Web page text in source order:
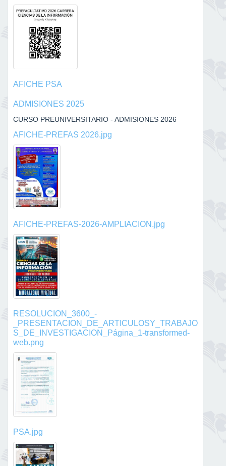
AFICHE PSA
ADMISIONES 2025
CURSO PREUNIVERSITARIO - ADMISIONES 2026
AFICHE-PREFAS 2026.jpg
AFICHE-PREFAS-2026-AMPLIACION.jpg
RESOLUCION_3600_-
_PRESENTACION_DE_ARTICULOSY_TRABAJO
S_DE_INVESTIGACION_Página_1-transformed-
web.png
PSA.jpg